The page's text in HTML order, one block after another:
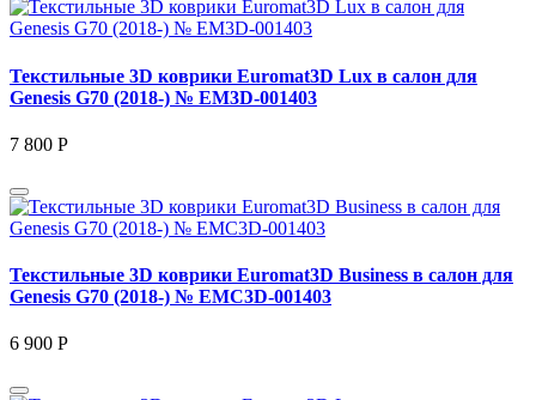
Текстильные 3D коврики Euromat3D Lux в салон для
Genesis G70 (2018-) № EM3D-001403
7 800 Р
Текстильные 3D коврики Euromat3D Business в салон для
Genesis G70 (2018-) № EMC3D-001403
6 900 Р